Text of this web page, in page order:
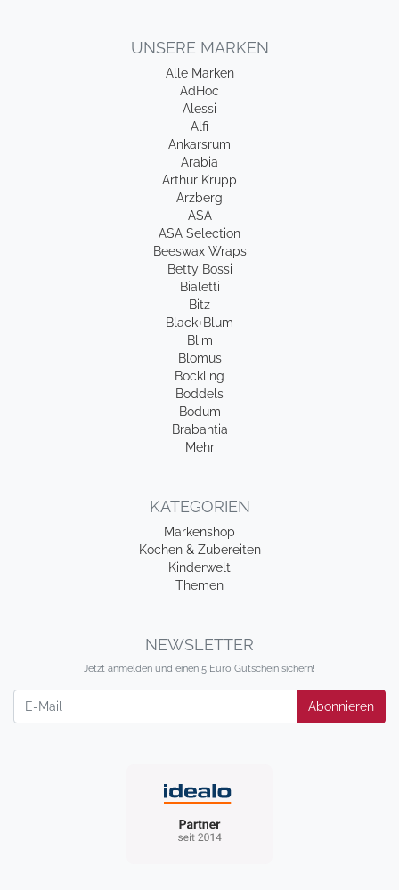
UNSERE MARKEN
Alle Marken
AdHoc
Alessi
Alfi
Ankarsrum
Arabia
Arthur Krupp
Arzberg
ASA
ASA Selection
Beeswax Wraps
Betty Bossi
Bialetti
Bitz
Black+Blum
Blim
Blomus
Böckling
Boddels
Bodum
Brabantia
Mehr
KATEGORIEN
Markenshop
Kochen & Zubereiten
Kinderwelt
Themen
NEWSLETTER
Jetzt anmelden und einen 5 Euro Gutschein sichern!
Abonnieren